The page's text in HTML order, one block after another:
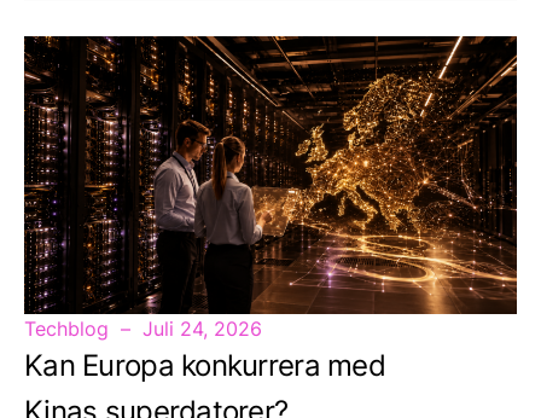
Techblog Juli 24, 2026
Kan Europa konkurrera med
Kinas superdatorer?